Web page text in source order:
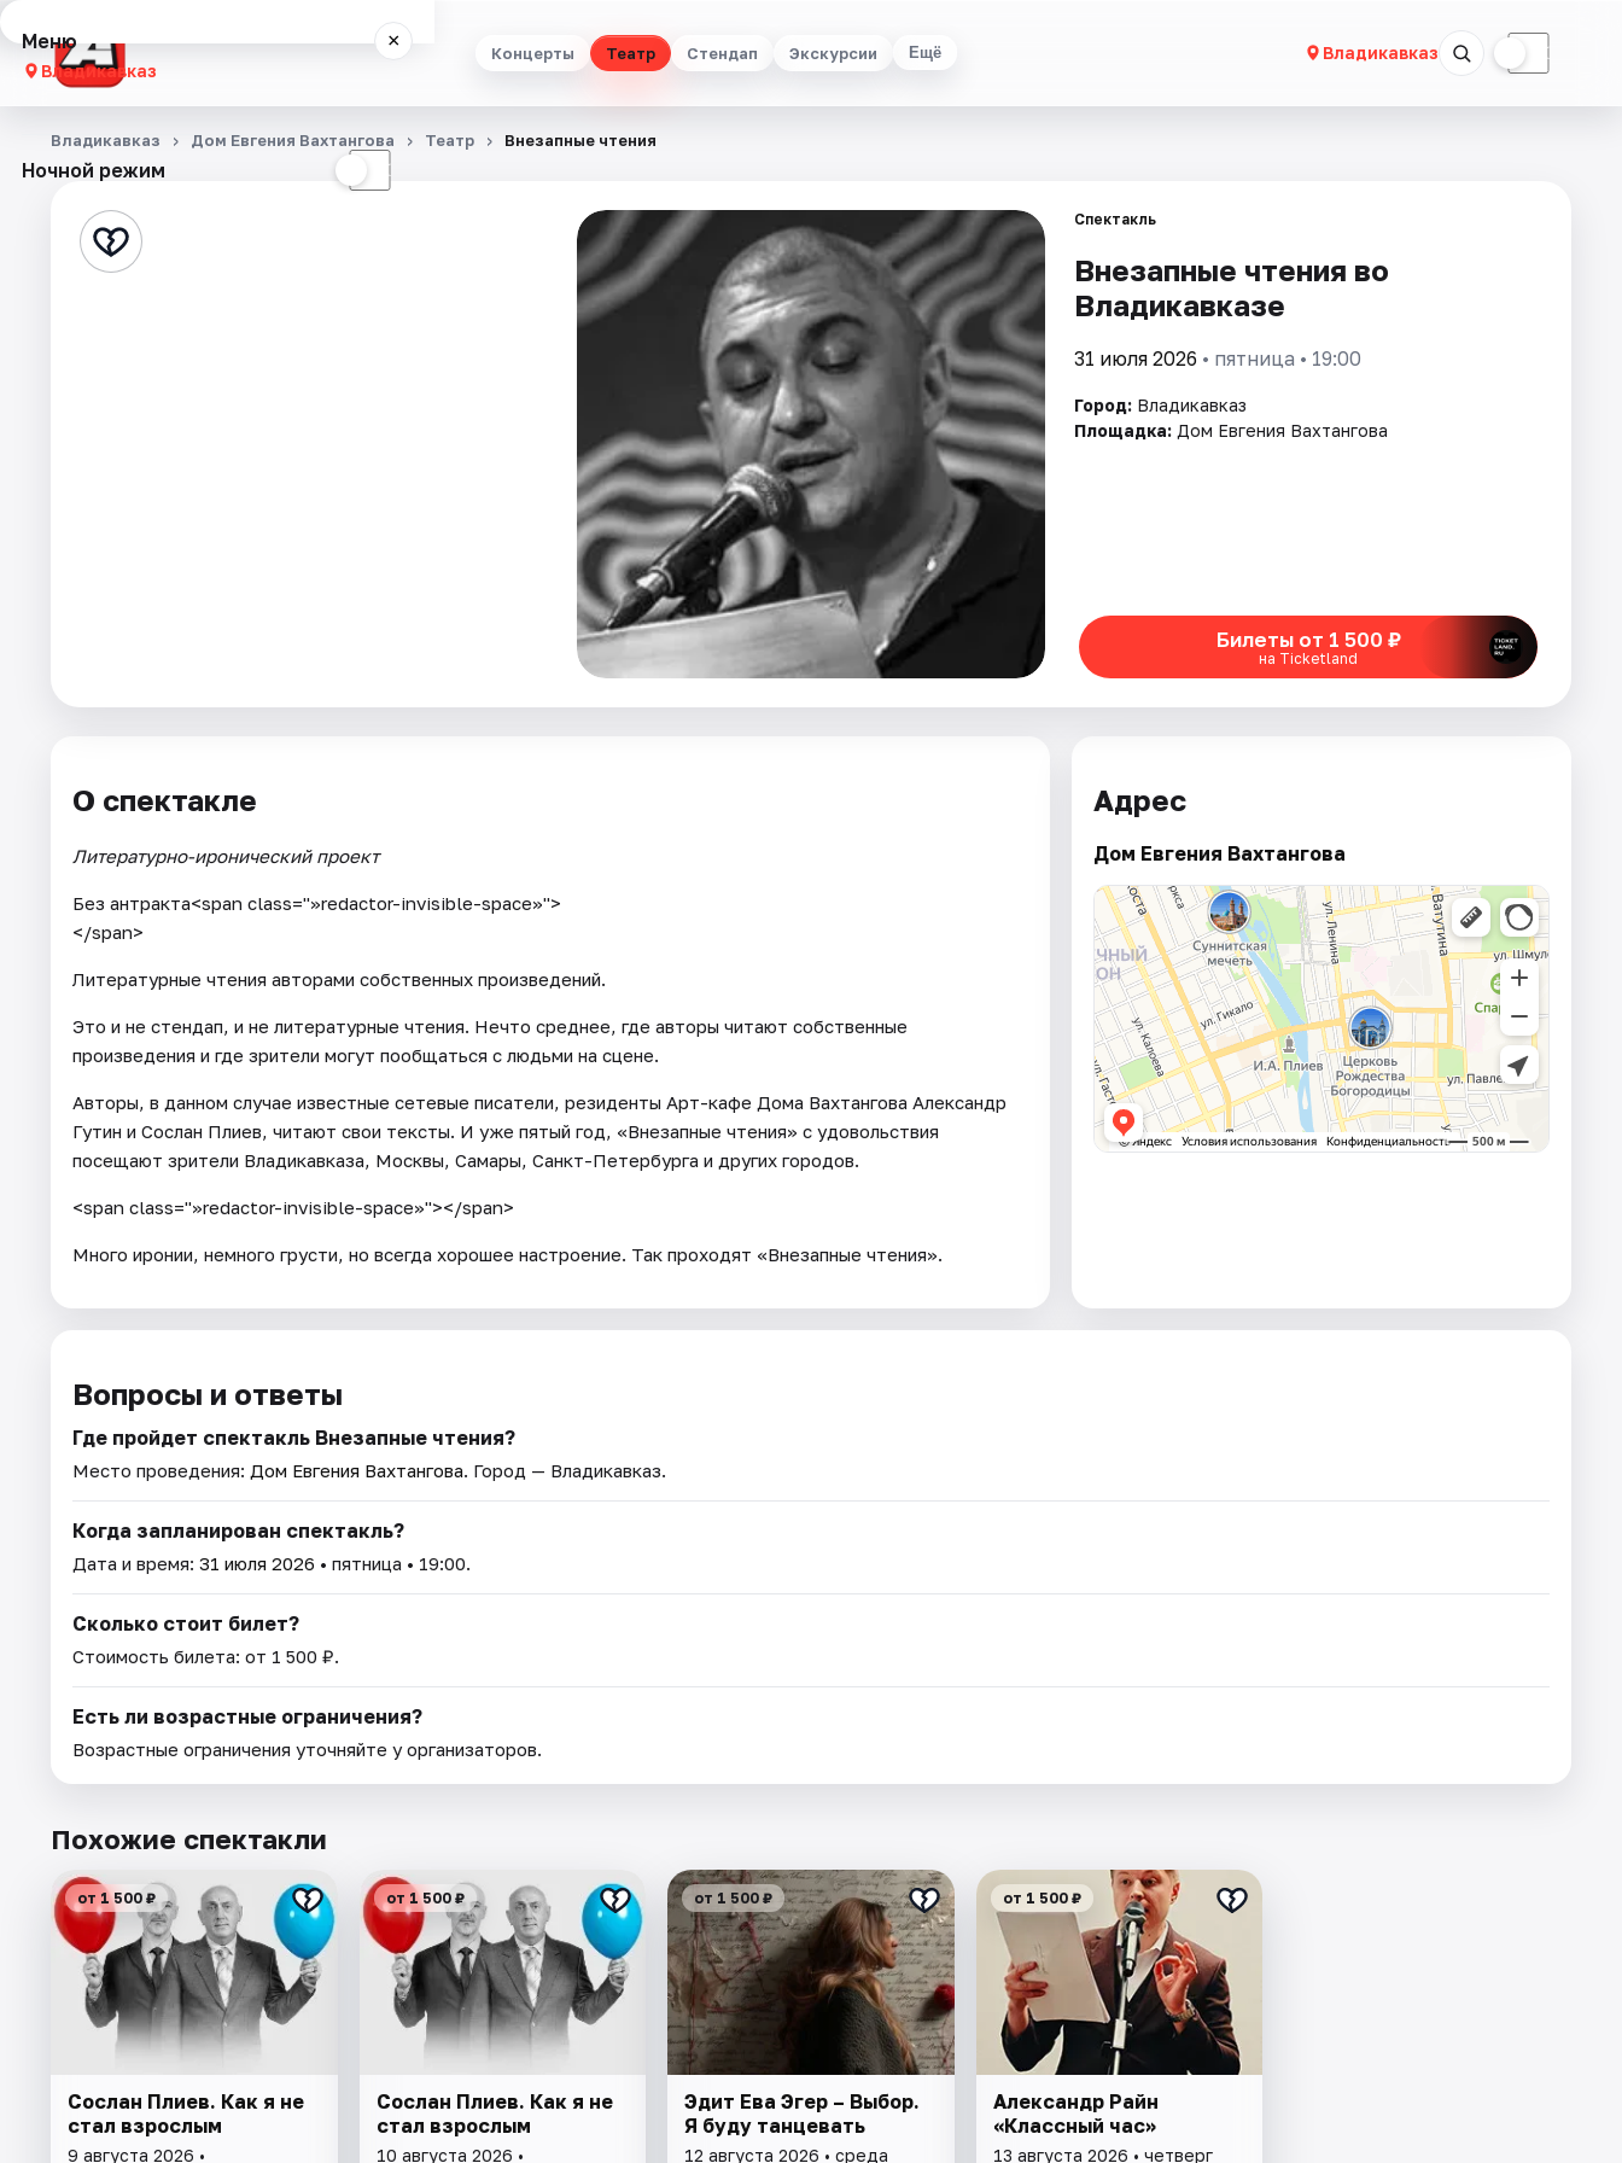
Концерты Театр Стендап Экскурсии Ещё Владикавказ ☾
Меню ×
Владикавказ
Концерты
Стендап
Ночной режим ☾
Владикавказ Дом Евгения Вахтангова Театр Внезапные чтения
Спектакль
Внезапные чтения во
Владикавказе
31 июля 2026 • пятница • 19:00
Город: Владикавказ
Площадка: Дом Евгения Вахтангова
Билеты от 1 500 ₽
на Ticketland
О спектакле
Литературно-иронический проект
Без антракта<span class="»redactor-invisible-space»">
</span>
Литературные чтения авторами собственных произведений.
Это и не стендап, и не литературные чтения. Нечто среднее, где авторы читают собственные
произведения и где зрители могут пообщаться с людьми на сцене.
Авторы, в данном случае известные сетевые писатели, резиденты Арт-кафе Дома Вахтангова Александр
Гутин и Сослан Плиев, читают свои тексты. И уже пятый год, «Внезапные чтения» с удовольствия
посещают зрители Владикавказа, Москвы, Самары, Санкт-Петербурга и других городов.
<span class="»redactor-invisible-space»"></span>
Много иронии, немного грусти, но всегда хорошее настроение. Так проходят «Внезапные чтения».
Адрес
Дом Евгения Вахтангова
Вопросы и ответы
Где пройдет спектакль Внезапные чтения?
Место проведения: Дом Евгения Вахтангова. Город — Владикавказ.
Когда запланирован спектакль?
Дата и время: 31 июля 2026 • пятница • 19:00.
Сколько стоит билет?
Стоимость билета: от 1 500 ₽.
Есть ли возрастные ограничения?
Возрастные ограничения уточняйте у организаторов.
Похожие спектакли
от 1 500 ₽
Сослан Плиев. Как я не
стал взрослым
9 августа 2026 •
от 1 500 ₽
Сослан Плиев. Как я не
стал взрослым
10 августа 2026 •
от 1 500 ₽
Эдит Ева Эгер – Выбор.
Я буду танцевать
12 августа 2026 • среда
от 1 500 ₽
Александр Райн
«Классный час»
13 августа 2026 • четверг